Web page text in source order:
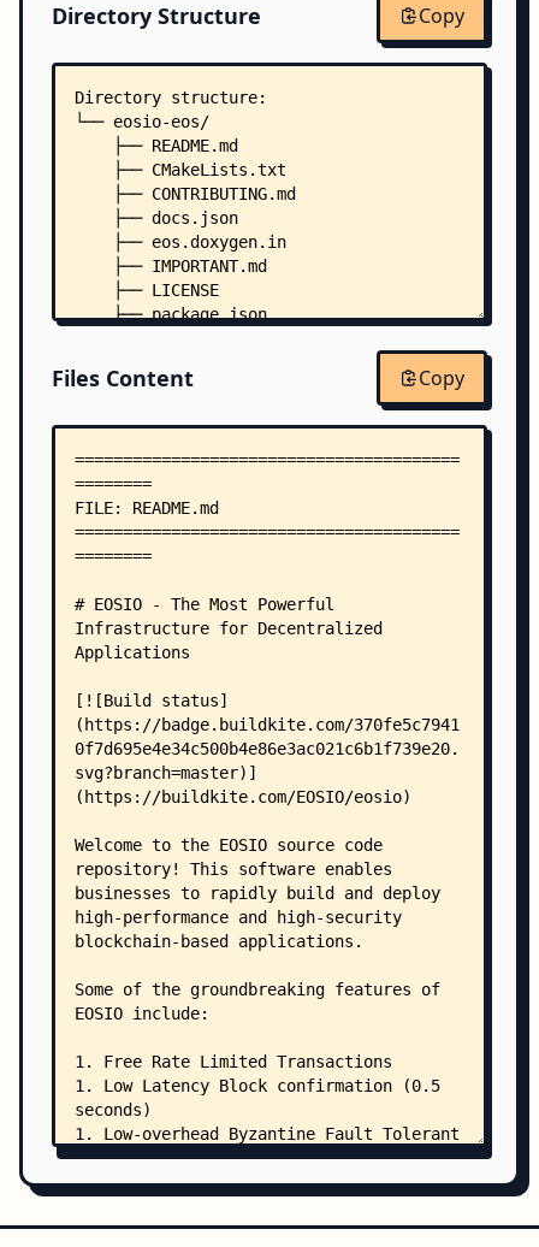
Directory Structure Copy
Directory structure:
└── eosio-eos/
    ├── README.md
    ├── CMakeLists.txt
    ├── CONTRIBUTING.md
    ├── docs.json
    ├── eos.doxygen.in
    ├── IMPORTANT.md
    ├── LICENSE
    ├── package.json
    ├── testnet.template
    ├── .gitlab-ci.yml
    ├── CMakeModules/
    │   ├── additionalPlugins.cmake
    │   ├── CMakeASM-LLVMWARInformation.cmake
│   ├── CMakeDetermineASM-
    │   ├── CMakeTestASM-LLVMWARCompiler.cmake
    │   ├── eosio-config.cmake.in
    │   ├── EosioTester.cmake.in
    │   ├── EosioTesterBuild.cmake.in
    │   ├── InstallDirectoryPermissions.cmake
    │   ├── MASSigning.cmake
    │   ├── package.cmake
    │   ├── utils.cmake
    │   └── VersionUtils.cmake
    │   ├── CMakeLists.txt
    │   ├── contracts/
    │   │   ├── CMakeLists.txt
    │   │   ├── eosio.bios/
    │   │   │   ├── CMakeLists.txt
    │   │   │   │   └── eosio.bios/
    │   │   │   │       └── eosio.bios.hpp
│   │   │   │   └──
    │   │   │   └── src/
    │   │   │       └── eosio.bios.cpp
    │   │   └── eosio.boot/
    │   │       ├── CMakeLists.txt
    │   │       ├── include/
    │   │       │       └── eosio.boot.hpp
Files Content Copy